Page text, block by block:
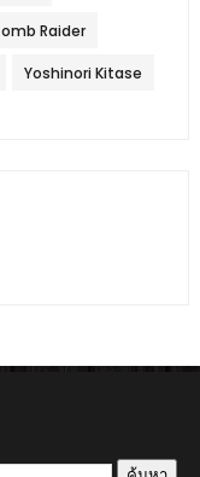
Raider
Yoshinori Kitase